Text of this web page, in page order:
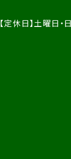
【定休日】土曜日・